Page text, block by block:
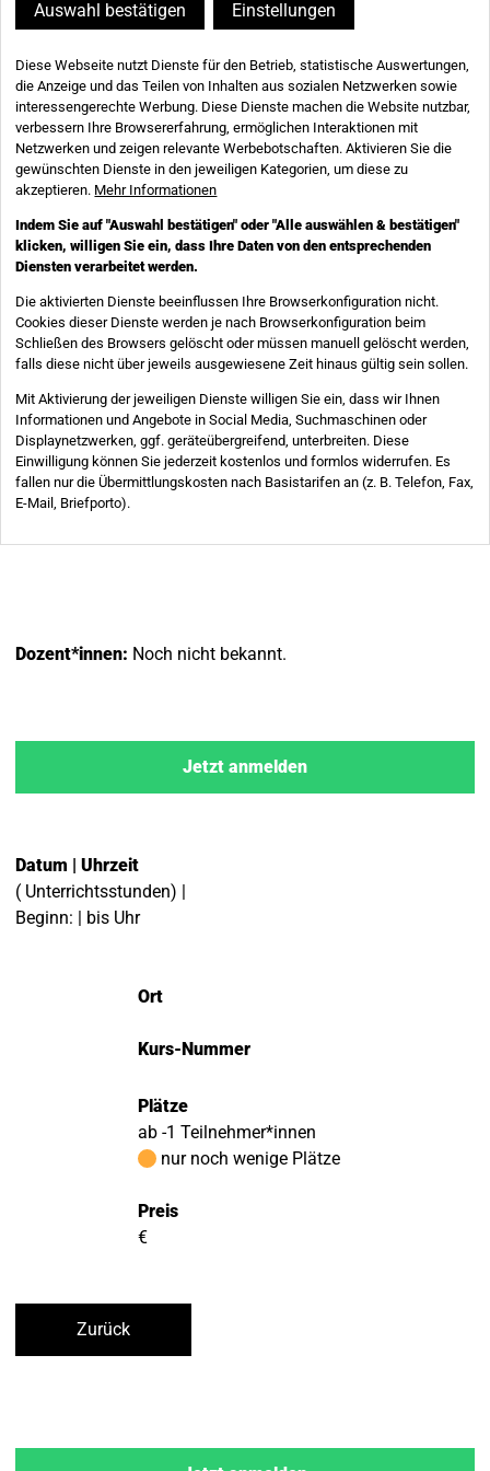
Dozent*innen: Noch nicht bekannt.
Jetzt anmelden
Datum | Uhrzeit
( Unterrichtsstunden) |
Beginn: | bis Uhr
Ort
Kurs-Nummer
Plätze
ab -1 Teilnehmer*innen
nur noch wenige Plätze
Preis
€
Zurück